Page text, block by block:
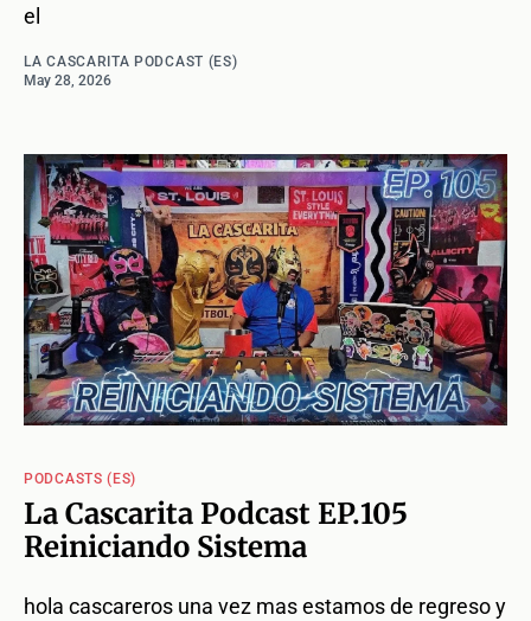
el
LA CASCARITA PODCAST (ES)
May 28, 2026
PODCASTS (ES)
La Cascarita Podcast EP.105
Reiniciando Sistema
hola cascareros una vez mas estamos de regreso y